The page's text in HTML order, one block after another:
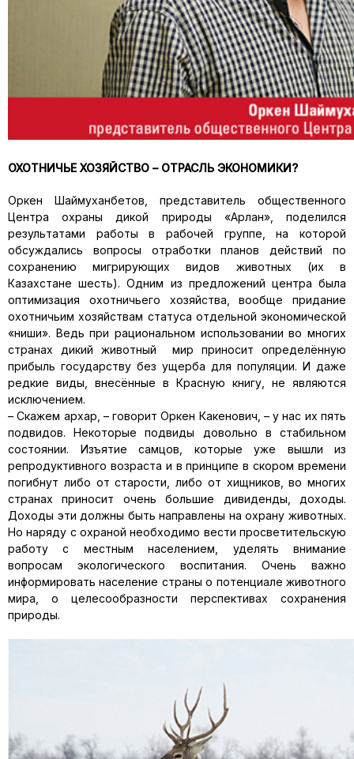
ОХОТНИЧЬЕ ХОЗЯЙСТВО – ОТРАСЛЬ ЭКОНОМИКИ?
Оркен Шаймуханбетов, представитель общественного
Центра охраны дикой природы «Арлан», поделился
результатами работы в рабочей группе, на которой
обсуждались вопросы отработки планов действий по
сохранению мигрирующих видов животных (их в
Казахстане шесть). Одним из предложений центра была
оптимизация охотничьего хозяйства, вообще придание
охотничьим хозяйствам статуса отдельной экономической
«ниши». Ведь при рациональном использовании во многих
странах дикий животный мир приносит определённую
прибыль государству без ущерба для популяции. И даже
редкие виды, внесённые в Красную книгу, не являются
исключением.
– Скажем архар, – говорит Оркен Какенович, – у нас их пять
подвидов. Некоторые подвиды довольно в стабильном
состоянии. Изъятие самцов, которые уже вышли из
репродуктивного возраста и в принципе в скором времени
погибнут либо от старости, либо от хищников, во многих
странах приносит очень большие дивиденды, доходы.
Доходы эти должны быть направлены на охрану животных.
Но наряду с охраной необходимо вести просветительскую
работу с местным населением, уделять внимание
вопросам экологического воспитания. Очень важно
информировать население страны о потенциале животного
мира, о целесообразности перспективах сохранения
природы.